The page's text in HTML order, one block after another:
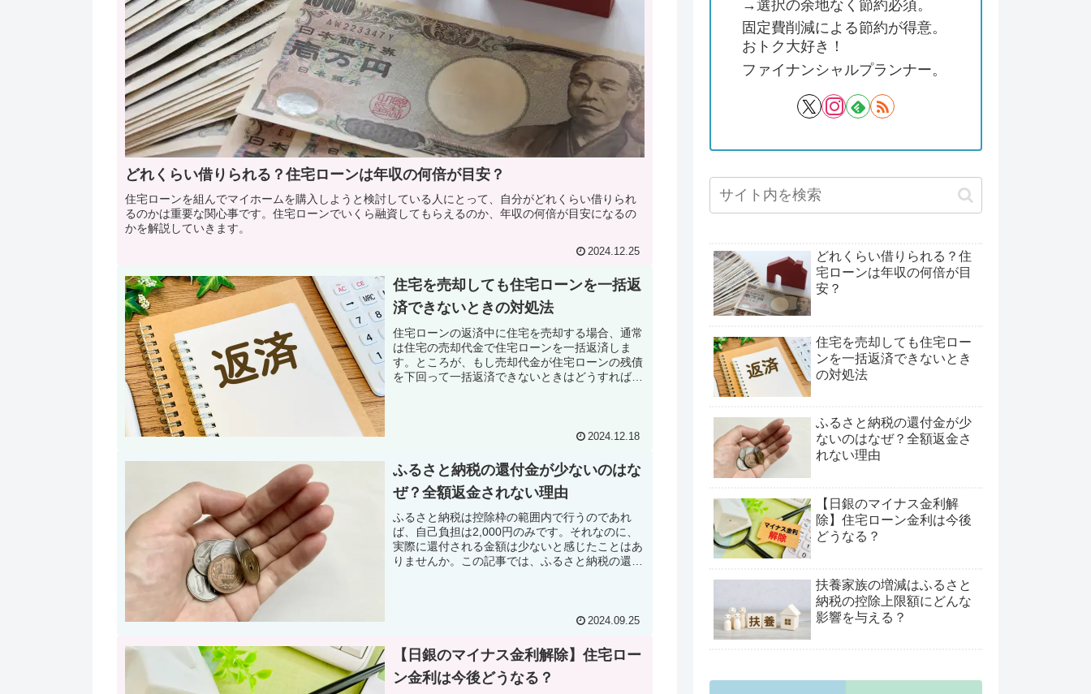
どれくらい借りられる？住宅ローンは年収の何倍が目安？
住宅ローンを組んでマイホームを購入しようと検討している人にとって、自分がどれくらい借りられ
るのかは重要な関心事です。住宅ローンでいくら融資してもらえるのか、年収の何倍が目安になるの
かを解説していきます。
2024.12.25
住宅を売却しても住宅ローンを一括返
済できないときの対処法
住宅ローンの返済中に住宅を売却する場合、通常
は住宅の売却代金で住宅ローンを一括返済しま
す。ところが、もし売却代金が住宅ローンの残債
を下回って一括返済できないときはどうすればよ
2024.12.18
ふるさと納税の還付金が少ないのはな
ぜ？全額返金されない理由
ふるさと納税は控除枠の範囲内で行うのであれ
ば、自己負担は2,000円のみです。それなのに、
実際に還付される金額は少ないと感じたことはあ
りませんか。この記事では、ふるさと納税の還付
2024.09.25
【日銀のマイナス金利解除】住宅ロー
ン金利は今後どうなる？
→選択の余地なく節約必須。
固定費削減による節約が得意。
おトク大好き！
ファイナンシャルプランナー。
どれくらい借りられる？住
宅ローンは年収の何倍が目
安？
住宅を売却しても住宅ロー
ンを一括返済できないとき
の対処法
ふるさと納税の還付金が少
ないのはなぜ？全額返金さ
れない理由
【日銀のマイナス金利解
除】住宅ローン金利は今後
どうなる？
扶養家族の増減はふるさと
納税の控除上限額にどんな
影響を与える？